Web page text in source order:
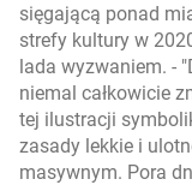
sięgającą ponad
strefy kultury w
lada wyzwaniem. -
niemal całkowicie
tej ilustracji
zasady lekkie i
masywnym. Pora